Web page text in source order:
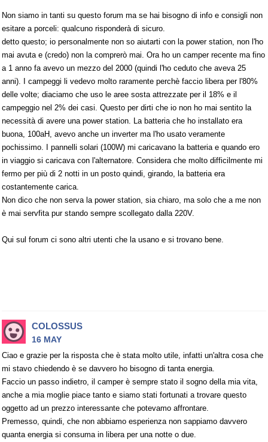
Non siamo in tanti su questo forum ma se hai bisogno di info e consigli non
esitare a porceli: qualcuno risponderà di sicuro.
detto questo; io personalmente non so aiutarti con la power station, non l'ho
mai avuta e (credo) non la comprerò mai. Ora ho un camper recente ma fino
a 1 anno fa avevo un mezzo del 2000 (quindi l'ho ceduto che aveva 25
anni). I campeggi li vedevo molto raramente perchè faccio libera per l'80%
delle volte; diaciamo che uso le aree sosta attrezzate per il 18% e il
campeggio nel 2% dei casi. Questo per dirti che io non ho mai sentito la
necessità di avere una power station. La batteria che ho installato era
buona, 100aH, avevo anche un inverter ma l'ho usato veramente
pochissimo. I pannelli solari (100W) mi caricavano la batteria e quando ero
in viaggio si caricava con l'alternatore. Considera che molto difficilmente mi
fermo per più di 2 notti in un posto quindi, girando, la batteria era
costantemente carica.
Non dico che non serva la power station, sia chiaro, ma solo che a me non
è mai servfita pur stando sempre scollegato dalla 220V.
Qui sul forum ci sono altri utenti che la usano e si trovano bene.
COLOSSUS
16 MAY
Ciao e grazie per la risposta che è stata molto utile, infatti un'altra cosa che
mi stavo chiedendo è se davvero ho bisogno di tanta energia.
Faccio un passo indietro, il camper è sempre stato il sogno della mia vita,
anche a mia moglie piace tanto e siamo stati fortunati a trovare questo
oggetto ad un prezzo interessante che potevamo affrontare.
Premesso, quindi, che non abbiamo esperienza non sappiamo davvero
quanta energia si consuma in libera per una notte o due.